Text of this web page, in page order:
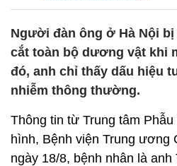
Người đàn ông ở Hà Nội
cắt toàn bộ dương vật khi
đó, anh chỉ thấy dấu hiệu
nhiễm thông thường.
Thông tin từ Trung tâm
hình, Bệnh viện Trung ương
ngày 18/8, bệnh nhân là